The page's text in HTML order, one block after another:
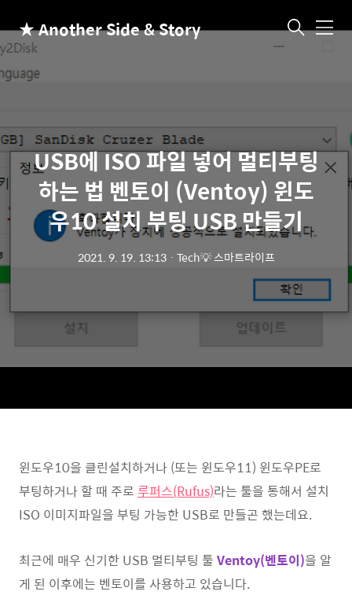
★ Another Side & Story 메
USB에 ISO 파일 넣어 멀티부팅
하는 법 벤토이 (Ventoy) 윈도
우10 설치 부팅 USB 만들기
2021. 9. 19. 13:13ㆍ Tech💡 스마트라이프
윈도우10을 클린설치하거나 (또는 윈도우11) 윈도우PE로
부팅하거나 할 때 주로 루퍼스(Rufus)라는 툴을 통해서 설치
ISO 이미지파일을 부팅 가능한 USB로 만들곤 했는데요.
최근에 매우 신기한 USB 멀티부팅 툴 Ventoy(벤토이)을 알
게 된 이후에는 벤토이를 사용하고 있습니다.